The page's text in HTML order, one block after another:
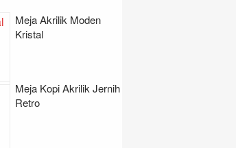
Meja Akrilik Moden
Kristal
Meja Kopi Akrilik Jernih
Retro